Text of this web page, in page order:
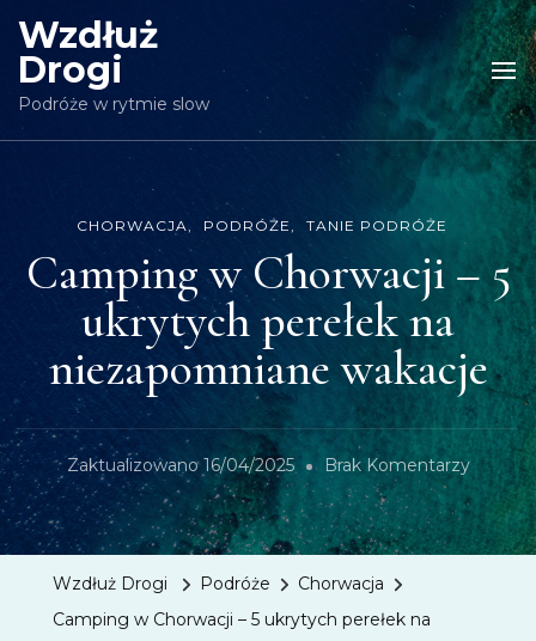
Wzdłuż
Drogi
Podróże w rytmie slow
CHORWACJA PODRÓŻE TANIE PODRÓŻE
Camping w Chorwacji – 5
ukrytych perełek na
niezapomniane wakacje
Zaktualizowano16/04/2025 Brak KomentarzyDo
W
Wzdłuż Drogi Podróże
Chorwacja
Camping w Chorwacji – 5 ukrytych perełek na